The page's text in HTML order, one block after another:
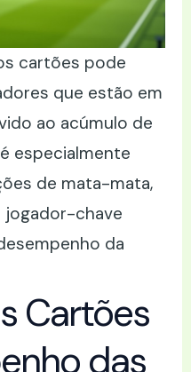
cartões pode
que estão em
ao acúmulo de
especialmente
de mata-mata,
jogador-chave
da
Cartões
das